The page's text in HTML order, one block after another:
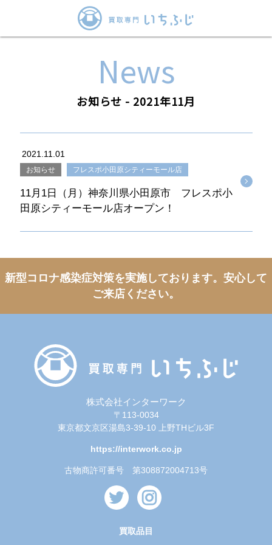
News
お知らせ - 2021年11月
2021.11.01
お知らせ フレスポ小田原シティーモール店
11月1日（月）神奈川県小田原市 フレスポ小
田原シティーモール店オープン！
新型コロナ感染症対策を実施しております。 安心して
ご来店ください。
株式会社インターワーク
〒113-0034
東京都文京区湯島3-39-10 上野THビル3F
https://interwork.co.jp
古物商許可番号 第308872004713号
買取品目